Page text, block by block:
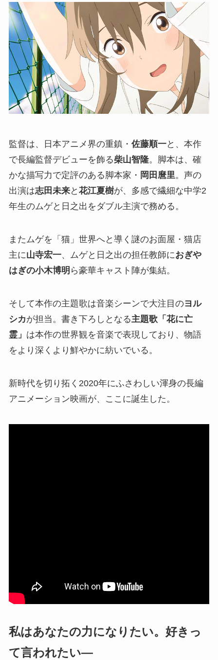
監督は、日本アニメ界の重鎮・ 佐藤順一と、本作
で長編監督デビューを飾る柴山智隆。脚本は、確
かな描写力で定評のある脚本家・ 岡田麿里。声の
出演は志田未来と 花江夏樹が、多感で繊細な中学2
年生のムゲと日之出をダブル主演で務める。
またムゲを「猫」世界へと導く謎のお面屋・猫店
主に山寺宏一、ムゲと日之出の担任教師におぎや
はぎの小木博明 ら豪華キャスト陣が集結。
そして本作の主題歌は音楽シーンで大注目のヨル
シカが担当。書き下ろしとなる主題歌「花に亡
霊」 は本作の世界観を音楽で表現しており、物語
をより深くより鮮やかに紡いでいる。
新時代を切り拓く2020年にふさわしい渾身の長編
アニメーション映画が、ここに誕生した。
私はあなたの力になりたい。好きっ
て言われたい―